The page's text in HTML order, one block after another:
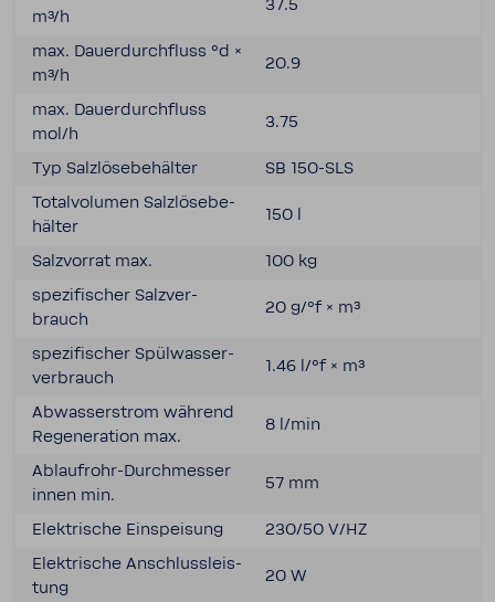
m³/h
37.5
max. Dauer­durch­fluss °d ×
m³/h
20.9
max. Dauer­durch­fluss
mol/h
3.75
Typ Salz­lö­se­be­hälter
SB 150-​SLS
Total­vo­lumen Salz­lö­se­be­
hälter
150 l
Salz­vorrat max.
100 kg
spezi­fi­scher Salz­ver­
brauch
20 g/°f × m³
spezi­fi­scher Spül­was­ser­
ver­brauch
1.46 l/°f × m³
Abwas­ser­strom während
Rege­ne­ra­tion max.
8 l/min
Ablaufrohr-​Durchmesser
innen min.
57 mm
Elek­tri­sche Einspei­sung
230/50 V/HZ
Elek­tri­sche Anschluss­leis­
tung
20 W